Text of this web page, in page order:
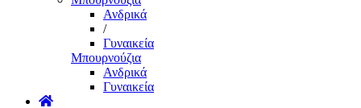
Ανδρικά
/
Γυναικεία
Μπουρνούζια
Ανδρικά
Γυναικεία